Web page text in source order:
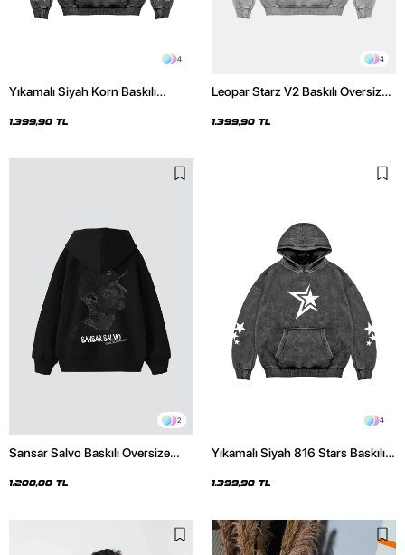
4
Yıkamalı Siyah Korn Baskılı
1.399,90 TL
4
Leopar Starz V2 Baskılı Oversize
Hoodie
1.399,90 TL
2
Sansar Salvo Baskılı Oversize
1.200,00 TL
4
Yıkamalı Siyah 816 Stars Baskılı
1.399,90 TL